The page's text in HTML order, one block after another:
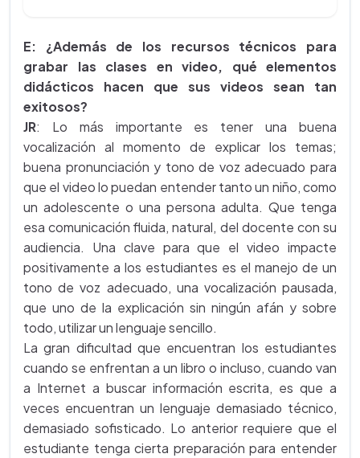
E: ¿Además de los recursos técnicos para
grabar las clases en video, qué elementos
didácticos hacen que sus videos sean tan
exitosos?
JR: Lo más importante es tener una buena
vocalización al momento de explicar los temas;
buena pronunciación y tono de voz adecuado para
que el video lo puedan entender tanto un niño, como
un adolescente o una persona adulta. Que tenga
esa comunicación fluida, natural, del docente con su
audiencia. Una clave para que el video impacte
positivamente a los estudiantes es el manejo de un
tono de voz adecuado, una vocalización pausada,
que uno de la explicación sin ningún afán y sobre
todo, utilizar un lenguaje sencillo.
La gran dificultad que encuentran los estudiantes
cuando se enfrentan a un libro o incluso, cuando van
a Internet a buscar información escrita, es que a
veces encuentran un lenguaje demasiado técnico,
demasiado sofisticado. Lo anterior requiere que el
estudiante tenga cierta preparación para entender